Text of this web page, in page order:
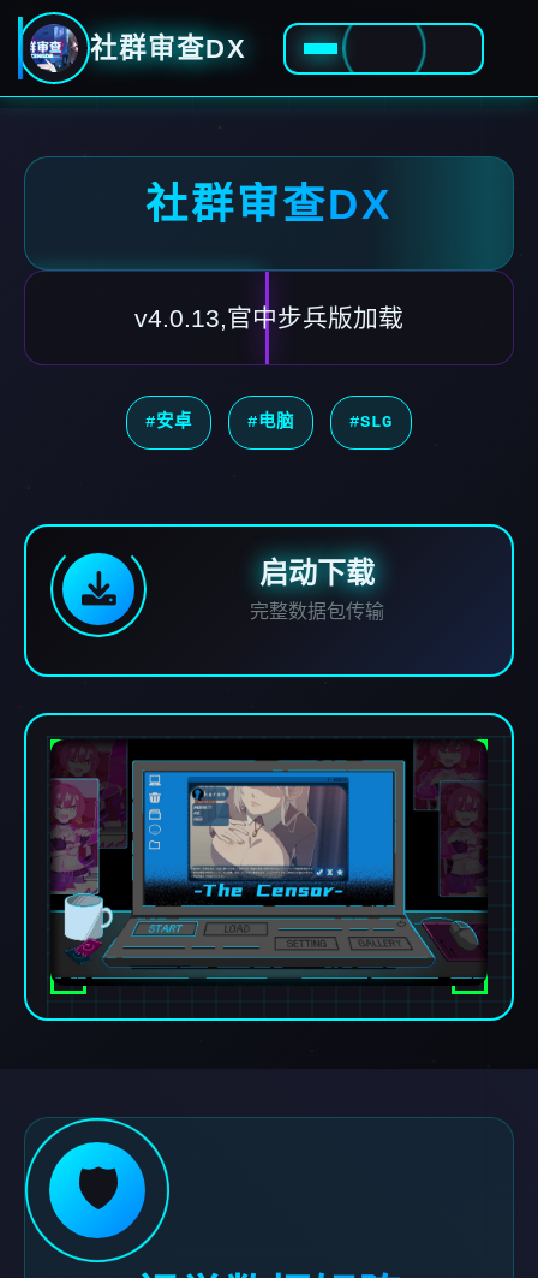
社群审查DX
社群审查DX
v4.0.13,官中步兵版加载
#安卓 #电脑 #SLG
启动下载
完整数据包传输
🛡️